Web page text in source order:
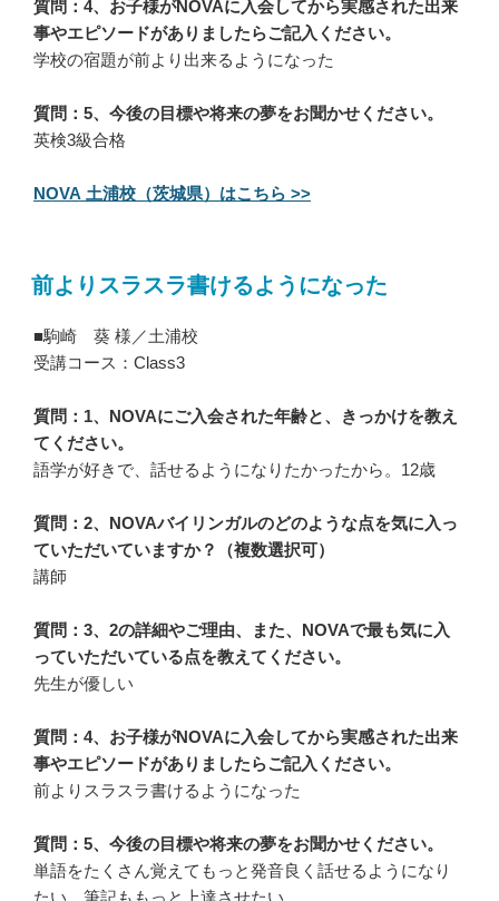
質問：4、お子様がNOVAに入会してから実感された出来
事やエピソードがありましたらご記入ください。
学校の宿題が前より出来るようになった
質問：5、今後の目標や将来の夢をお聞かせください。
英検3級合格
NOVA 土浦校（茨城県）はこちら >>
前よりスラスラ書けるようになった
■駒崎 葵 様／土浦校
受講コース：Class3
質問：1、NOVAにご入会された年齢と、きっかけを教え
てください。
語学が好きで、話せるようになりたかったから。12歳
質問：2、NOVAバイリンガルのどのような点を気に入っ
ていただいていますか？（複数選択可）
講師
質問：3、2の詳細やご理由、また、NOVAで最も気に入
っていただいている点を教えてください。
先生が優しい
質問：4、お子様がNOVAに入会してから実感された出来
事やエピソードがありましたらご記入ください。
前よりスラスラ書けるようになった
質問：5、今後の目標や将来の夢をお聞かせください。
単語をたくさん覚えてもっと発音良く話せるようになり
たい。筆記ももっと上達させたい